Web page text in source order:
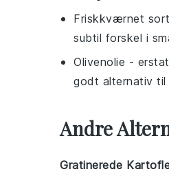
Friskkværnet
subtil forskel i
Olivenolie -
godt alternativ til
Andre
Gratinerede